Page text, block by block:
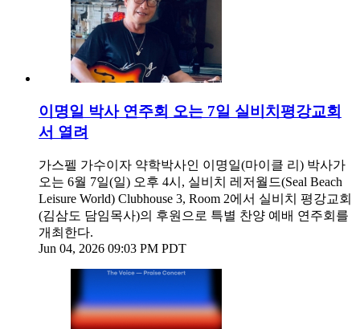
이명일 박사 연주회 오는 7일 실비치평강교회
서 열려
가스펠 가수이자 약학박사인 이명일(마이클 리) 박사가
오는 6월 7일(일) 오후 4시, 실비치 레저월드(Seal Beach
Leisure World) Clubhouse 3, Room 2에서 실비치 평강교회
(김삼도 담임목사)의 후원으로 특별 찬양 예배 연주회를
개최한다.
Jun 04, 2026 09:03 PM PDT